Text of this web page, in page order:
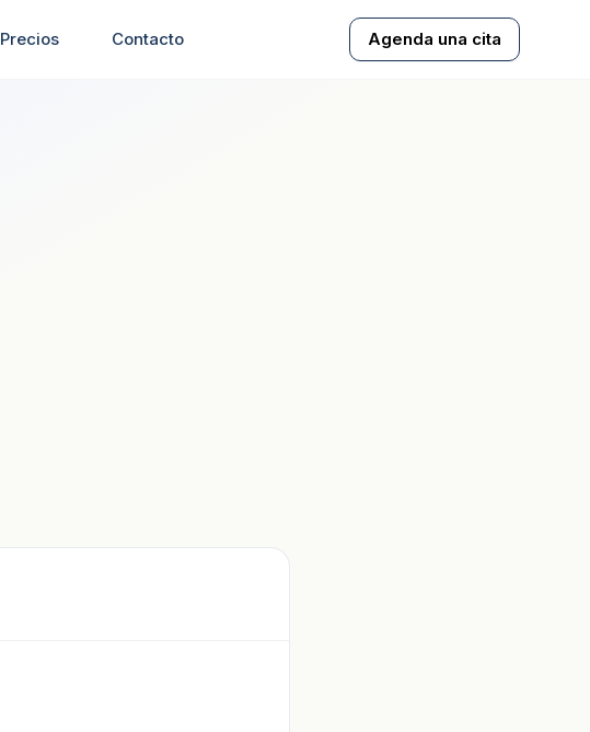
Precios Contacto Agenda una cita